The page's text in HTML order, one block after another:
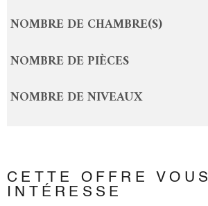
NOMBRE DE CHAMBRE(S)
NOMBRE DE PIÈCES
NOMBRE DE NIVEAUX
CETTE OFFRE
VOUS
INTÉRESSE